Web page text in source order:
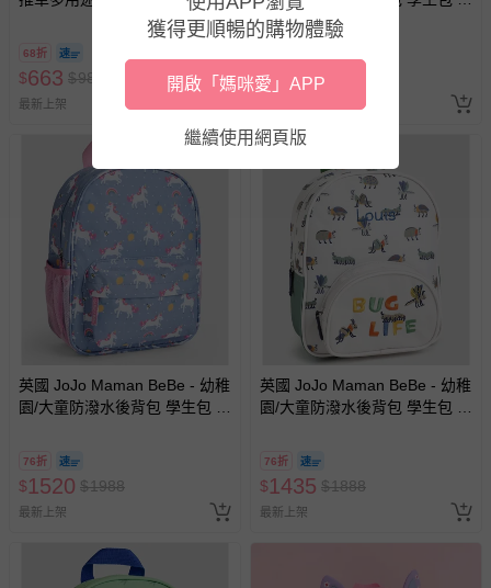
褲、紗布衣等）。
帶束縛衣、餐搖椅等）。
-其他原廠盒裝商品封口處已貼上「不可拆封」，或具警
國際航空、客運、訂房等服務。
相關的退換貨辦理流程，可詳見： 退換貨 & 退款問題
其他常見問題：
運送服務：目前提供的運送僅限台灣本島。如您位於離島地
區，可能會無法配送，或須依據商品需加收離島運費。廠商
亦保留出貨與否的權利。離島、偏遠地區、樓層親送等加價
費用，可能會另需加收。
商品實際的配達日期，可於訂單個人資料內的查詢訂單內，
如您收到商品，請依正常流程檢查是否完好，若商品遇瑕疵
情形，您可申請更換新品或退貨，請見：退貨的辦理流程
若您對於會員帳號、商品訂購與資訊、購物流程、付款方
式、折價券與購物金的使用、退貨及商品運送方式等有疑
問，你可詳見：
68折
$663 $980
最新上架
行包-外太空
$1520 $
英國 JoJo Maman BeBe - 幼稚
園/大童防潑水後背包 學生包 旅
76折
$1520 $1988
最新上架
英國 JoJo Maman BeBe - 幼稚
園/大童防潑水後背包 學生包 旅
76折
$1435 $1888
最新上架
獲得更順暢的購物體驗
開啟「媽咪愛」APP
繼續使用網頁版